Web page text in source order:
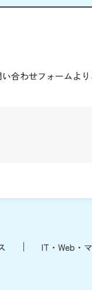
合わせフォームより
IT・Web・